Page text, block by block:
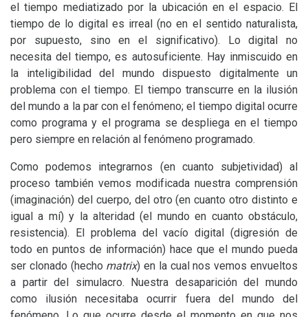
el tiempo mediatizado por la ubicación en el espacio. El
tiempo de lo digital es irreal (no en el sentido naturalista,
por supuesto, sino en el significativo). Lo digital no
necesita del tiempo, es autosuficiente. Hay inmiscuido en
la inteligibilidad del mundo dispuesto digitalmente un
problema con el tiempo. El tiempo transcurre en la ilusión
del mundo a la par con el fenómeno; el tiempo digital ocurre
como programa y el programa se despliega en el tiempo
pero siempre en relación al fenómeno programado.
Como podemos integrarnos (en cuanto subjetividad) al
proceso también vemos modificada nuestra comprensión
(imaginación) del cuerpo, del otro (en cuanto otro distinto e
igual a mí) y la alteridad (el mundo en cuanto obstáculo,
resistencia). El problema del vacío digital (digresión de
todo en puntos de información) hace que el mundo pueda
ser clonado (hecho matrix) en la cual nos vemos envueltos
a partir del simulacro. Nuestra desaparición del mundo
como ilusión necesitaba ocurrir fuera del mundo del